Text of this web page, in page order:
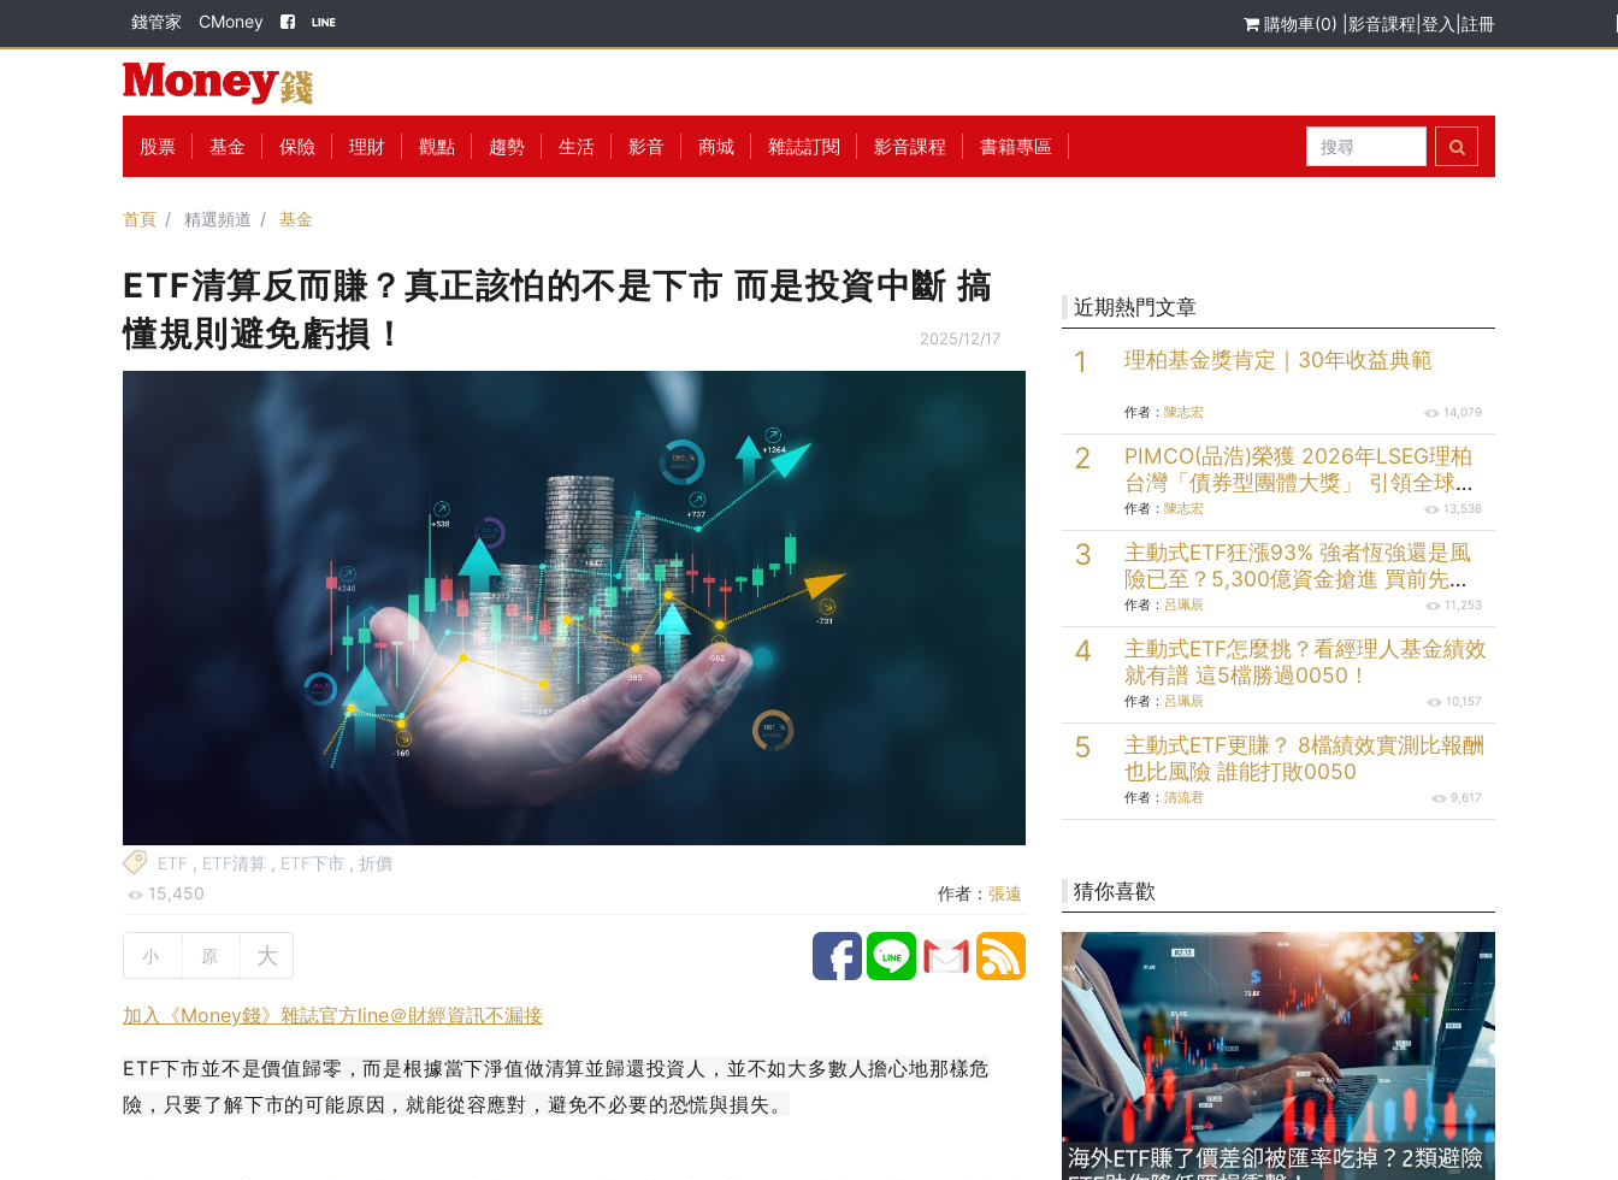
錢管家 CMoney 購物車(0) 影音課程 登入 註冊
股票 基金 保險 理財 觀點 趨勢 生活 影音 商城 雜誌訂閱 影音課程 書籍專區
首頁 精選頻道 基金
ETF清算反而賺？真正該怕的不是下市 而是投資中斷 搞
懂規則避免虧損！
2025/12/17
ETF , ETF清算 , ETF下市 , 折價
15,450
作者： 張遠
小 原 大
加入《Money錢》雜誌官方line＠財經資訊不漏接
ETF下市並不是價值歸零，而是根據當下淨值做清算並歸還投資人，並不如大多數人擔心地那樣危
險，只要了解下市的可能原因，就能從容應對，避免不必要的恐慌與損失。
近期熱門文章
理柏基金獎肯定｜30年收益典範
作者： 陳志宏 14,079
PIMCO(品浩)榮獲 2026年LSEG理柏
台灣「債券型團體大獎」 引領全球固
定收益投資逾半世紀的投資實力
作者： 陳志宏 13,536
主動式ETF狂漲93% 強者恆強還是風
險已至？5,300億資金搶進 買前先看
清這些
作者： 呂珮辰 11,253
主動式ETF怎麼挑？看經理人基金績效
就有譜 這5檔勝過0050！
作者： 呂珮辰 10,157
主動式ETF更賺？ 8檔績效實測比報酬
也比風險 誰能打敗0050
作者： 清流君 9,617
猜你喜歡